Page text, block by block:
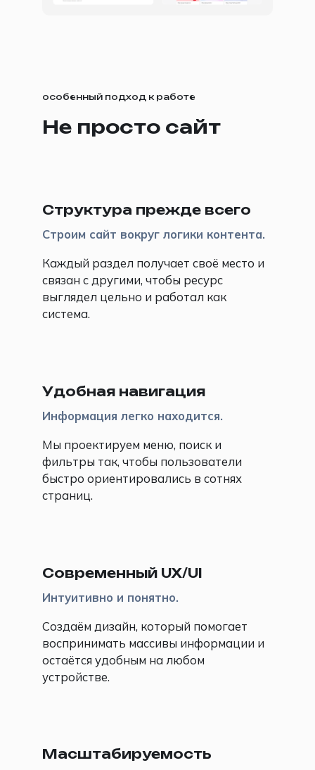
особенный подход к работе
Не просто сайт
Структура прежде всего
Строим сайт вокруг логики контента.
Каждый раздел получает своё место и
связан с другими, чтобы ресурс
выглядел цельно и работал как
система.
Удобная навигация
Информация легко находится.
Мы проектируем меню, поиск и
фильтры так, чтобы пользователи
быстро ориентировались в сотнях
страниц.
Современный UX/UI
Интуитивно и понятно.
Создаём дизайн, который помогает
воспринимать массивы информации и
остаётся удобным на любом
устройстве.
Масштабируемость